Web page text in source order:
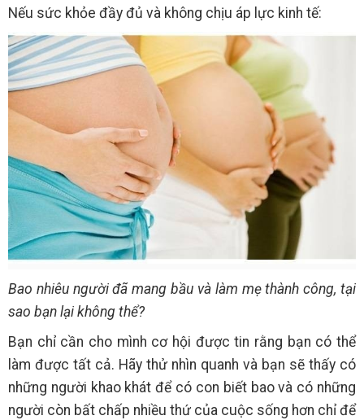
Nếu sức khỏe đầy đủ và không chịu áp lực kinh tế:
Bao nhiêu người đã mang bầu và làm mẹ thành công, tại
sao bạn lại không thể?
Bạn chỉ cần cho mình cơ hội được tin rằng bạn có thể
làm được tất cả. Hãy thử nhìn quanh và bạn sẽ thấy có
những người khao khát để có con biết bao và có những
người còn bất chấp nhiều thứ của cuộc sống hơn chỉ để